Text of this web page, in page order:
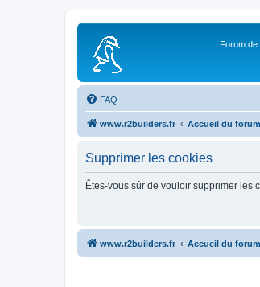
Forum de
FAQ
www.r2builders.fr Accueil du forum
Supprimer les cookies
Êtes-vous sûr de vouloir supprimer les
www.r2builders.fr Accueil du forum